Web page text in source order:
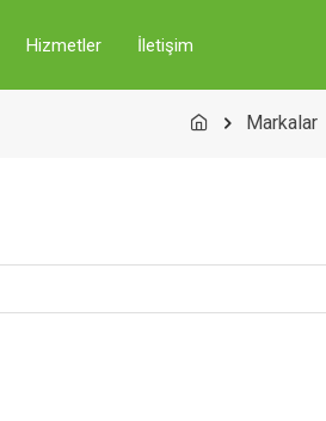
Hizmetler İletişim
Markalar